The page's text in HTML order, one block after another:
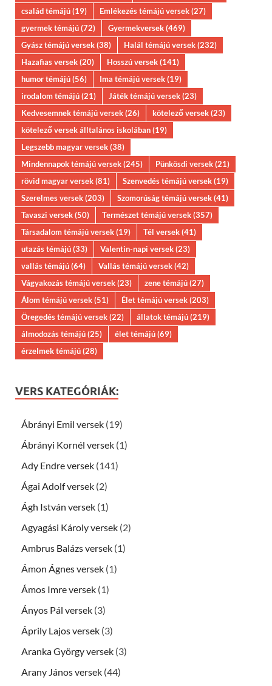
család témájú(19) Emlékezés témájú versek(27)
gyermek témájú(72) Gyermekversek(469)
Gyász témájú versek(38) Halál témájú versek(232)
Hazafias versek(20) Hosszú versek(141)
humor témájú(56) Ima témájú versek(19)
irodalom témájú(21) Játék témájú versek(23)
Kedvesemnek témájú versek(26) kötelező versek(23)
kötelező versek álltalános iskolában(19)
Legszebb magyar versek(38)
Mindennapok témájú versek(245) Pünkösdi versek(21)
rövid magyar versek(81) Szenvedés témájú versek(19)
Szerelmes versek(203) Szomorúság témájú versek(41)
Tavaszi versek(50) Természet témájú versek(357)
Társadalom témájú versek(19) Tél versek(41)
utazás témájú(33) Valentin-napi versek(23)
vallás témájú(64) Vallás témájú versek(42)
Vágyakozás témájú versek(23) zene témájú(27)
Álom témájú versek(51) Élet témájú versek(203)
Öregedés témájú versek(22) állatok témájú(219)
álmodozás témájú(25) élet témájú(69)
érzelmek témájú(28)
VERS KATEGÓRIÁK:
Ábrányi Emil versek (19)
Ábrányi Kornél versek (1)
Ady Endre versek (141)
Ágai Adolf versek (2)
Ágh István versek (1)
Agyagási Károly versek (2)
Ambrus Balázs versek (1)
Ámon Ágnes versek (1)
Ámos Imre versek (1)
Ányos Pál versek (3)
Áprily Lajos versek (3)
Aranka György versek (3)
Arany János versek (44)